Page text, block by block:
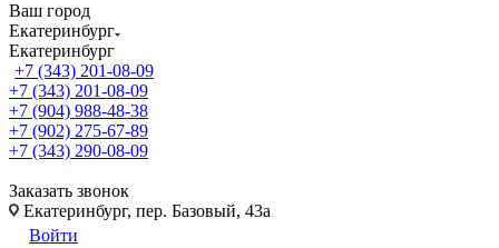
Ваш город
Екатеринбург
Екатеринбург
+7 (343) 201-08-09
+7 (343) 201-08-09
+7 (904) 988-48-38
+7 (902) 275-67-89
+7 (343) 290-08-09
Заказать звонок
Екатеринбург, пер. Базовый, 43а
Войти